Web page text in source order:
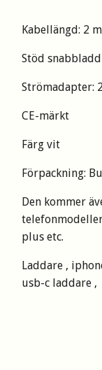
Kabellängd: 2
Stöd
Strömadapter:
CE-märkt
Färg vit
Förpackning:
Den kommer
telefonmodeller
plus etc.
Laddare ,
usb-c laddare ,